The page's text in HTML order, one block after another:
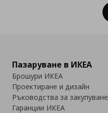
Пазаруване в ИКЕА
Брошури ИКЕА
Проектиране и дизайн
Ръководства за закупуване
Гаранции ИКЕА